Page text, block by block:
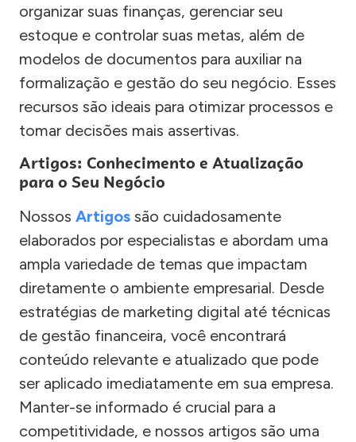
organizar suas finanças, gerenciar seu
estoque e controlar suas metas, além de
modelos de documentos para auxiliar na
formalização e gestão do seu negócio. Esses
recursos são ideais para otimizar processos e
tomar decisões mais assertivas.
Artigos: Conhecimento e Atualização
para o Seu Negócio
Nossos Artigos são cuidadosamente
elaborados por especialistas e abordam uma
ampla variedade de temas que impactam
diretamente o ambiente empresarial. Desde
estratégias de marketing digital até técnicas
de gestão financeira, você encontrará
conteúdo relevante e atualizado que pode
ser aplicado imediatamente em sua empresa.
Manter-se informado é crucial para a
competitividade, e nossos artigos são uma